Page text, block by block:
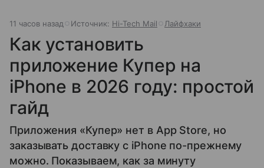
11 часов назад Источник: Hi-Tech Mail Лайфхаки
Как установить
приложение Купер на
iPhone в 2026 году: простой
гайд
Приложения «Купер» нет в App Store, но
заказывать доставку с iPhone по-прежнему
можно. Показываем, как за минуту